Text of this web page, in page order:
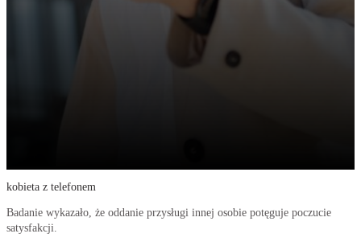
kobieta z telefonem
Badanie wykazało, że oddanie przysługi innej osobie potęguje poczucie
satysfakcji.